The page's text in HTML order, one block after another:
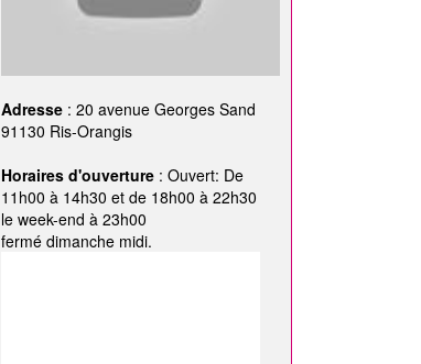
Adresse : 20 avenue Georges Sand
91130 Ris-Orangis
Horaires d'ouverture : Ouvert: De
11h00 à 14h30 et de 18h00 à 22h30
le week-end à 23h00
fermé dimanche midi.